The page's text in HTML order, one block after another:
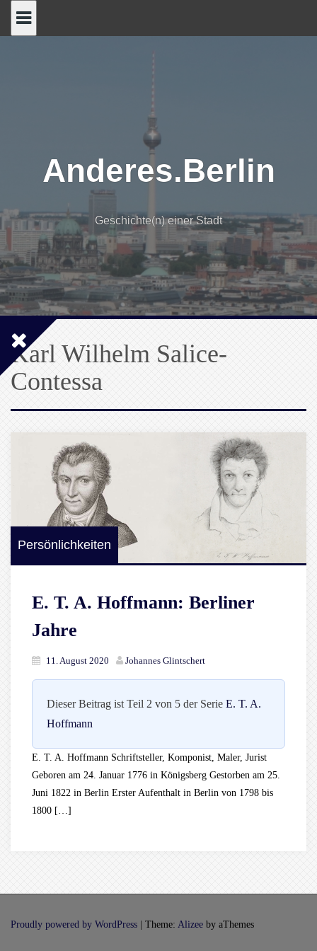
Anderes.Berlin
Geschichte(n) einer Stadt
Karl Wilhelm Salice-
Contessa
Persönlichkeiten
E. T. A. Hoffmann: Berliner
Jahre
11. August 2020 Johannes Glintschert
Dieser Beitrag ist Teil 2 von 5 der Serie E. T. A.
Hoffmann
E. T. A. Hoffmann Schriftsteller, Komponist, Maler, Jurist
Geboren am 24. Januar 1776 in Königsberg Gestorben am 25.
Juni 1822 in Berlin Erster Aufenthalt in Berlin von 1798 bis
1800 […]
Proudly powered by WordPress Theme: Alizee by aThemes